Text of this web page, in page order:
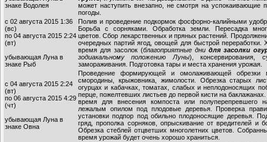
знаке Водолея
может наступить внезапно, не смотря на успокаивающие
погоды.
с 02 августа 2015 1:36
(вс)
по 04 августа 2015 2:24
(вт)
убывающая Луна в
знаке Рыб
Полив и проведение подкормок фосфорно-калийными
Борьба с сорняками. Обработка земли. Пересадка
цветов. Сбор лекарственных и пряных растений.
очередных партий ягод, овощей для быстрой переработки.
время для засолок (благоприятные дни для засолки
зодиакальному положению Луны), консервирования,
замораживания. Подготовка тары и места хранения урожая.
с 04 августа 2015 2:24
(вт)
по 06 августа 2015 4:29
(чт)
убывающая Луна в
знаке Овна
Проведение формирующей и омолаживающей обрезки
смородины, крыжовника, жимолости. Обрезка старых
огурцах и кабачках, томатах, слабых и неплодоносящих
перце, пожелтевших листьев до первой кисти на
время для внесения компоста или полуперепревшего
лежалым опилом под плодовые деревья. Проверка
установки подпор под обильно плодоносящие деревья.
гряд, прополка сорняков, опрыскивание от вредителей и
Обрезка стеблей отцветших многолетних цветов.
время урожай будет очень хорошо храниться.